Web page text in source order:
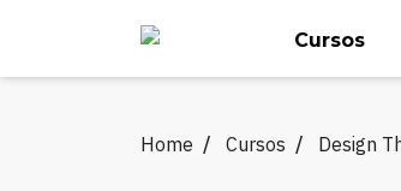
content
Cursos
Home Cursos Design